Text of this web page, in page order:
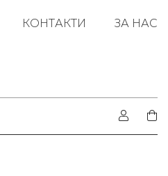
КОНТАКТИ ЗА НАС